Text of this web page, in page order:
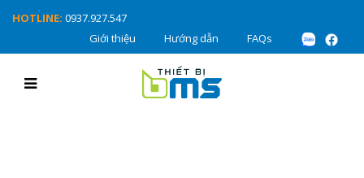
HOTLINE: 0937.927.547
Giới thiệu
Hướng dẫn FAQs